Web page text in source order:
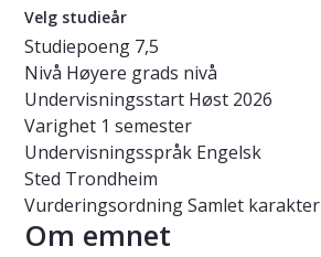
Velg studieår
Studiepoeng 7,5
Nivå Høyere grads nivå
Undervisningsstart Høst 2026
Varighet 1 semester
Undervisningsspråk Engelsk
Sted Trondheim
VurderingsordningSamlet karakter
Om emnet